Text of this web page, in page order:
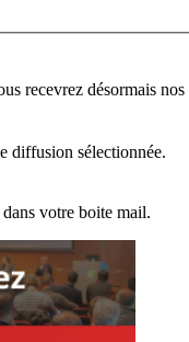
recevrez désormais nos
diffusion sélectionnée.
votre boite mail.